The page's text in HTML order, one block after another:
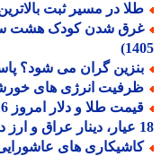
در مسیر ثبت بالاترین
گران می شود؟ پاسخ
انرژی های خورشیدی در
های عاشورایی